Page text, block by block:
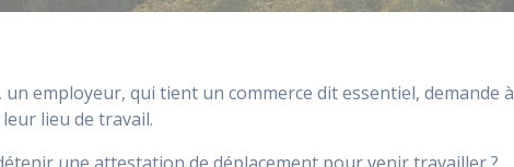
employeur, qui tient un commerce dit essentiel, demande à
lieu de travail.